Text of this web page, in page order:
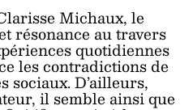
Michaux, le
résonance au travers
quotidiennes
les contradictions de
sociaux. D’ailleurs,
il semble ainsi que